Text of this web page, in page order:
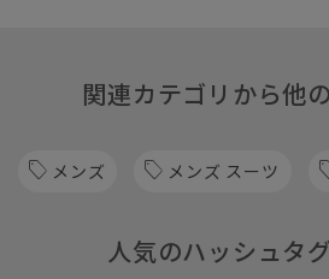
関連カテゴリから他
メンズ メンズ スーツ
人気のハッシュタ